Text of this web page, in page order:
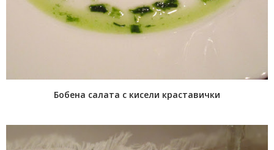
Бобена салата с кисели краставички